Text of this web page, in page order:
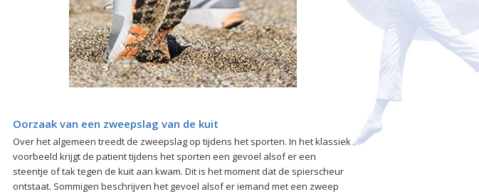
Oorzaak van een zweepslag van de kuit
Over het algemeen treedt de zweepslag op tijdens het sporten. In het klassiek
voorbeeld krijgt de patient tijdens het sporten een gevoel alsof er een
steentje of tak tegen de kuit aan kwam. Dit is het moment dat de spierscheur
ontstaat. Sommigen beschrijven het gevoel alsof er iemand met een zweep